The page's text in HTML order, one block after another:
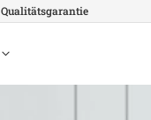
Qualitätsgarantie